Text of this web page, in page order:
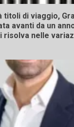
titoli di viaggio,
avanti da un
risolva nelle